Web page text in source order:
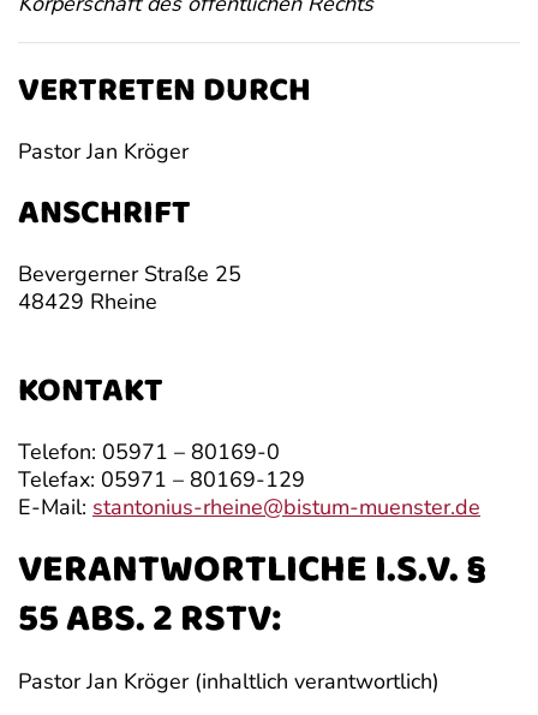
VERTRETEN DURCH
Pastor Jan Kröger
ANSCHRIFT
Bevergerner Straße 25
48429 Rheine
KONTAKT
Telefon: 05971 – 80169-0
Telefax: 05971 – 80169-129
E-Mail: stantonius-rheine@bistum-muenster.de
VERANTWORTLICHE I.S.V. §
55 ABS. 2 RSTV:
Pastor Jan Kröger (inhaltlich verantwortlich)